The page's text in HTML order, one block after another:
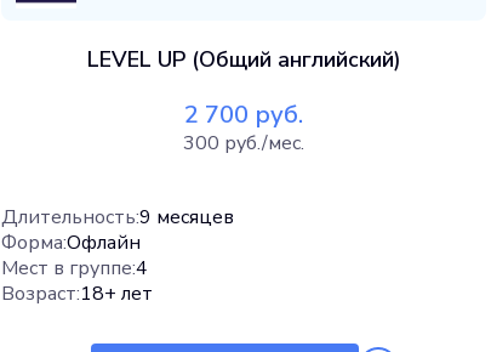
LEVEL UP (Общий английский)
2 700 руб.
300 руб./мес.
Длительность:9 месяцев
Форма:Офлайн
Мест в группе:4
Возраст:18+ лет